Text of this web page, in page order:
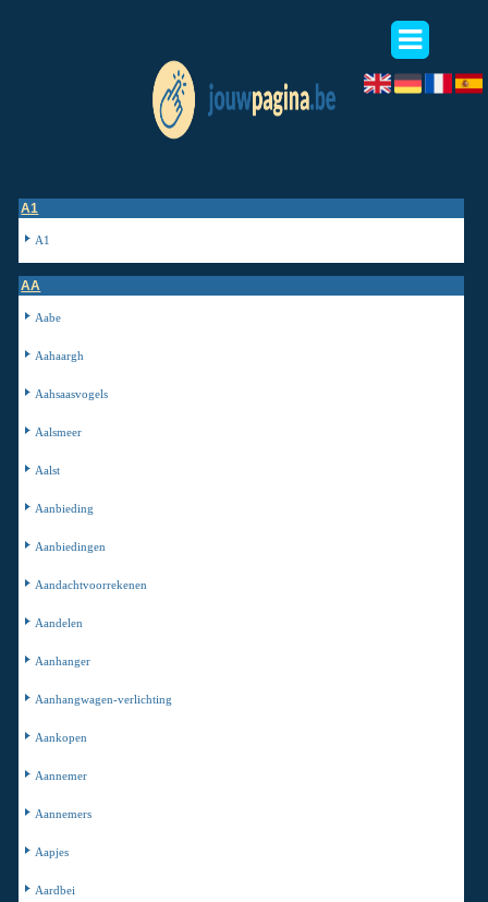
A1
A1
AA
Aabe
Aahaargh
Aahsaasvogels
Aalsmeer
Aalst
Aanbieding
Aanbiedingen
Aandachtvoorrekenen
Aandelen
Aanhanger
Aanhangwagen-verlichting
Aankopen
Aannemer
Aannemers
Aapjes
Aardbei